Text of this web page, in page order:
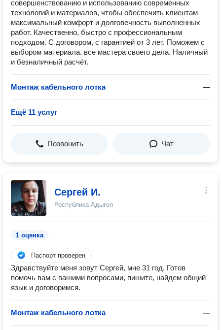
совершенствованию и использованию современных
технологий и материалов, чтобы обеспечить клиентам
максимальный комфорт и долговечность выполненных
работ. Качественно, быстро с профессиональным
подходом. С договором, с гарантией от 3 лет. Поможем с
выбором материала. все мастера своего дела. Наличный
и безналичный расчёт.
Монтаж кабельного лотка —
Ещё 11 услуг
Позвонить Чат
Сергей И.
Республика Адыгея
1 оценка
Паспорт проверен
Здравствуйте меня зовут Сергей, мне 31 год. Готов
помочь вам с вашими вопросами, пишите, найдем общий
язык и договоримся.
Монтаж кабельного лотка —